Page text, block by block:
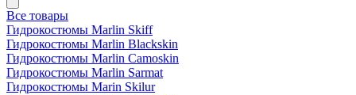
Все товары
Гидрокостюмы Marlin Skiff
Гидрокостюмы Marlin Blackskin
Гидрокостюмы Marlin Camoskin
Гидрокостюмы Marlin Sarmat
Гидрокостюмы Marin Skilur